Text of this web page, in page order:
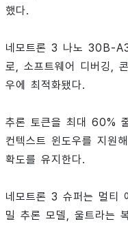
했다.
네모트론 3 나노 30B-
로, 소프트웨어 디버깅,
우에 최적화됐다.
추론 토큰을 최대 60%
컨텍스트 윈도우를 지원
확도를 유지한다.
네모트론 3 슈퍼는 멀티
밀 추론 모델, 울트라는